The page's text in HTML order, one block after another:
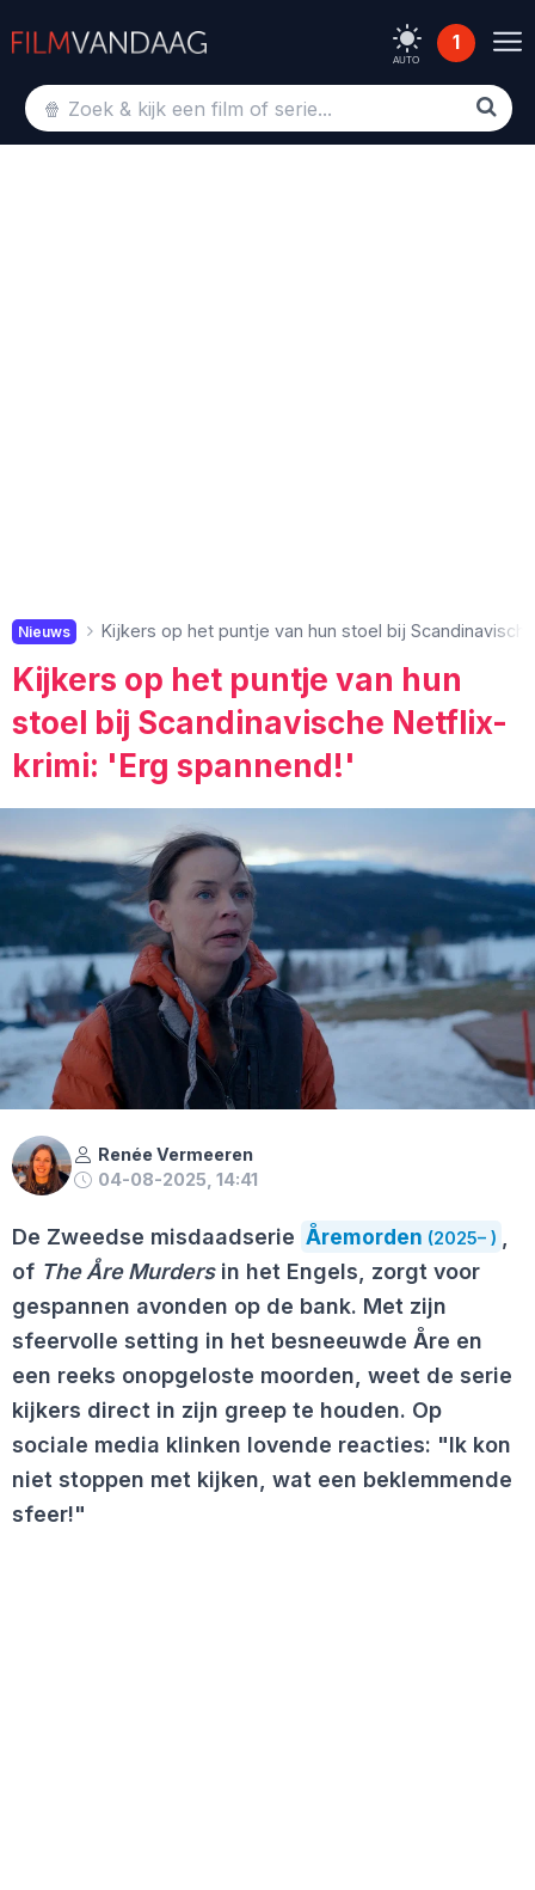
AUTO
1
Nieuws Kijkers op het puntje van hun stoel bij
Kijkers op het puntje van hun
stoel bij Scandinavische Netflix-
krimi: 'Erg spannend!'
Renée Vermeeren
04-08-2025, 14:41
De Zweedse misdaadserie Åremorden (2025– ) ,
of The Åre Murdersin het Engels, zorgt voor
gespannen avonden op de bank. Met zijn
sfeervolle setting in het besneeuwde Åre en
een reeks onopgeloste moorden, weet de serie
kijkers direct in zijn greep te houden. Op
sociale media klinken lovende reacties: "Ik kon
niet stoppen met kijken, wat een beklemmende
sfeer!"